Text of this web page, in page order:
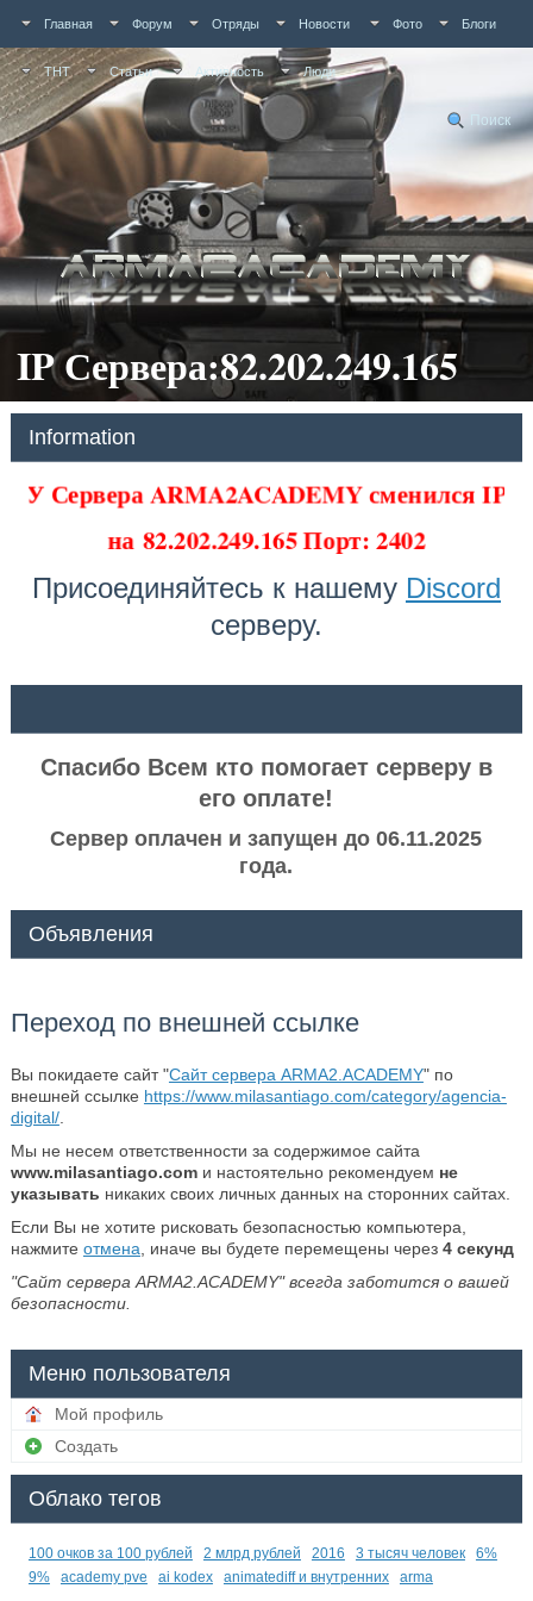
Главная Форум Отряды Новости Фото Блоги
ТНТ Статьи Активность Люди
Поиск
IP Сервера:82.202.249.165
Information
У Сервера ARMA2ACADEMY сменился IP
на 82.202.249.165 Порт: 2402
Присоединяйтесь к нашему Discord
серверу.
Спасибо Всем кто помогает серверу в
его оплате!
Сервер оплачен и запущен до 06.11.2025
года.
Объявления
Переход по внешней ссылке
Вы покидаете сайт "Сайт сервера ARMA2.ACADEMY" по
внешней ссылке https://www.milasantiago.com/category/agencia-
digital/.
Мы не несем ответственности за содержимое сайта
www.milasantiago.comи настоятельно рекомендуем не
указывать никаких своих личных данных на сторонних сайтах.
Если Вы не хотите рисковать безопасностью компьютера,
нажмите отмена , иначе вы будете перемещены через 4секунд
"Сайт сервера ARMA2.ACADEMY" всегда заботится о вашей
безопасности.
Меню пользователя
Мой профиль
Создать
Облако тегов
100 очков за 100 рублей 2 млрд рублей 2016 3 тысяч человек
6%
9%
academy pve ai kodex animatediff и внутренних arma